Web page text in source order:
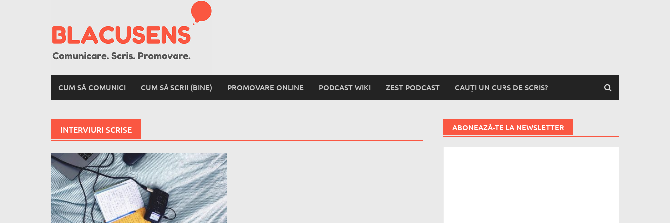
CUM SĂ COMUNICI CUM SĂ SCRII (BINE) PROMOVARE ONLINE PODCAST WIKI ZEST PODCAST CAUȚI UN CURS DE SCRIS?
INTERVIURI SCRISE ABONEAZĂ-TE LA NEWSLETTER